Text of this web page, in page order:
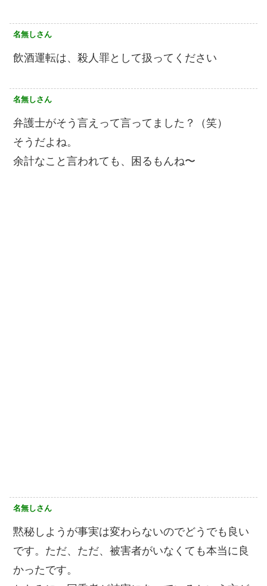
名無しさん
飲酒運転は、殺人罪として扱ってください
名無しさん
弁護士がそう言えって言ってました？（笑）
そうだよね。
余計なこと言われても、困るもんね〜
名無しさん
黙秘しようが事実は変わらないのでどうでも良い
です。ただ、ただ、被害者がいなくても本当に良
かったです。